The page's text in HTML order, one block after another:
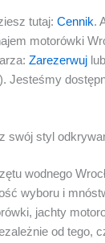
tutaj:Cennik.
motorówki
Zarezerwuj
Jesteśmy
swój styl
wodnego
wyboru i
jachty
od tego,